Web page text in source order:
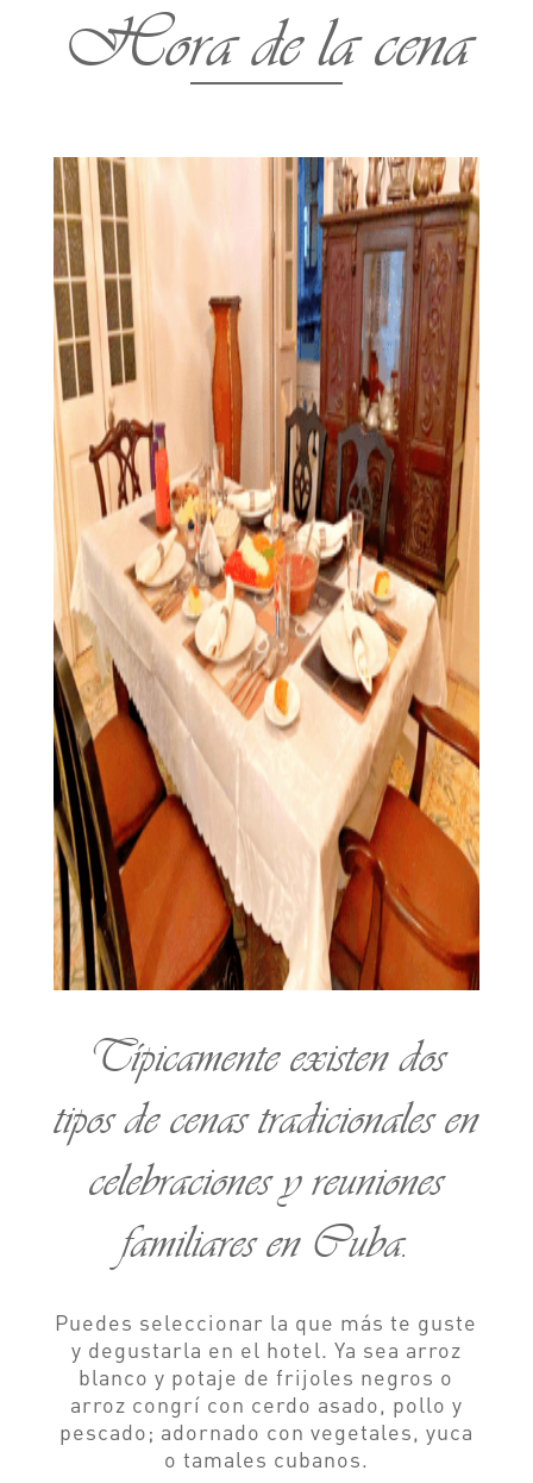
Hora de la cena
Típicamente existen dos
tipos de cenas tradicionales en
celebraciones y reuniones
familiares en Cuba.
Puedes seleccionar la que más te guste
y degustarla en el hotel. Ya sea arroz
blanco y potaje de frijoles negros o
arroz congrí con cerdo asado, pollo y
pescado; adornado con vegetales, yuca
o tamales cubanos.